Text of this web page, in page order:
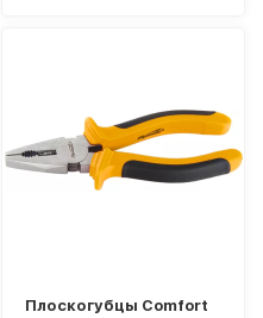
Плоскогубцы Comfort